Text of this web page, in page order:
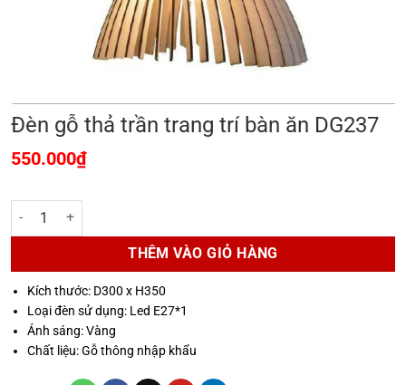
Đèn gỗ thả trần trang trí bàn ăn DG237
550.000₫
Đèn gỗ thả trần trang trí bàn ăn DG237 số lượng
THÊM VÀO GIỎ HÀNG
Kích thước: D300 x H350
Loại đèn sử dụng: Led E27*1
Ánh sáng: Vàng
Chất liệu: Gỗ thông nhập khẩu